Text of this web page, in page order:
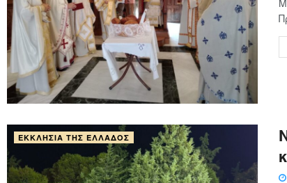
ΕΚΚΛΗΣΊΑ ΤΗΣ ΕΛΛΆΔΟΣ